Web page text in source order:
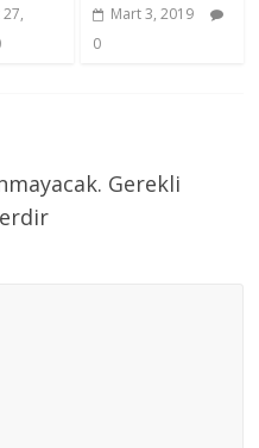
Mart 3, 2019
0
Gerekli